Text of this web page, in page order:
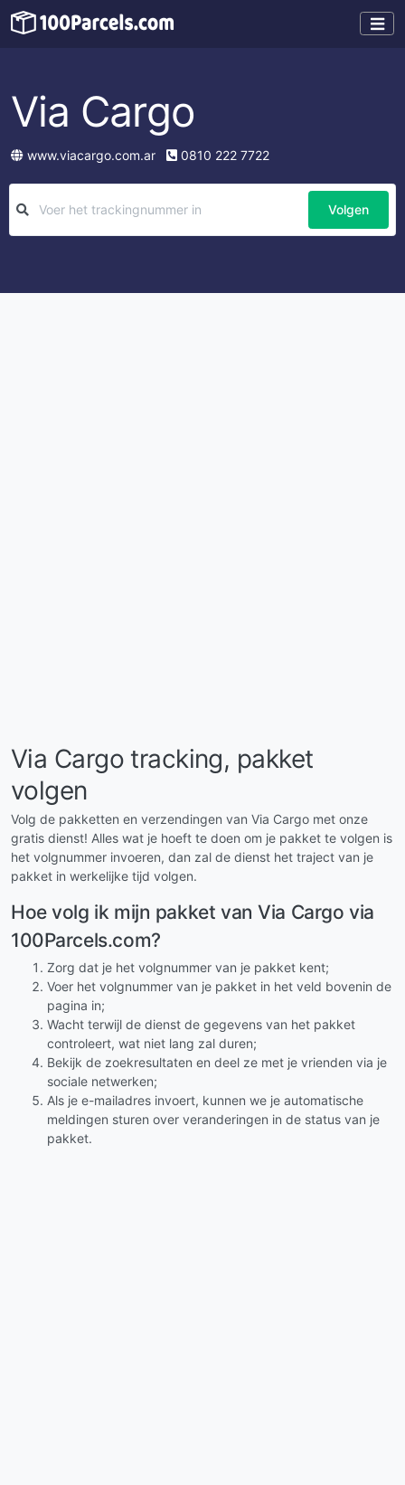
Via Cargo
www.viacargo.com.ar 0810 222 7722
Volgen
Via Cargo tracking, pakket
volgen
Volg de pakketten en verzendingen van Via Cargo met onze
gratis dienst! Alles wat je hoeft te doen om je pakket te volgen is
het volgnummer invoeren, dan zal de dienst het traject van je
pakket in werkelijke tijd volgen.
Hoe volg ik mijn pakket van Via Cargo via
100Parcels.com?
Zorg dat je het volgnummer van je pakket kent;
Voer het volgnummer van je pakket in het veld bovenin de
pagina in;
Wacht terwijl de dienst de gegevens van het pakket
controleert, wat niet lang zal duren;
Bekijk de zoekresultaten en deel ze met je vrienden via je
sociale netwerken;
Als je e-mailadres invoert, kunnen we je automatische
meldingen sturen over veranderingen in de status van je
pakket.